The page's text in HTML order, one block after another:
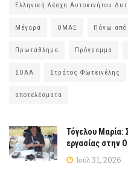
Ελληνική Λέσχη Αυτοκινήτου
Μέγαρα ΟΜΑΕ Πάνω από
Πρωτάθλημα Πρόγραμμα
ΣΟΑΑ Στράτος Φωτεινέλης
αποτελέσματα
Τόγελου Μαρία:
εργασίας στην
Ιούλ 31, 2026